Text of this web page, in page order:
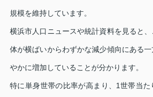
規模を維持しています。
横浜市人口ニュースや統計資料を見ると
体が横ばいからわずかな減少傾向にある
やかに増加していることが分かります。
特に単身世帯の比率が高まり、1世帯当た